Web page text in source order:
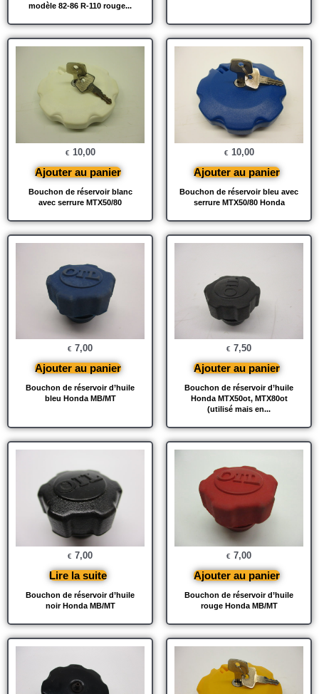
modèle 82-86 R-110 rouge...
Bouchon de réservoir blanc
avec serrure MTX50/80
€ 10,00
Ajouter au panier
Bouchon de réservoir bleu avec
serrure MTX50/80 Honda
€ 10,00
Ajouter au panier
Bouchon de réservoir d’huile
bleu Honda MB/MT
€ 7,00
Ajouter au panier
Bouchon de réservoir d’huile
Honda MTX50ot, MTX80ot
(utilisé mais en...
€ 7,50
Ajouter au panier
Bouchon de réservoir d’huile
noir Honda MB/MT
€ 7,00
Lire la suite
Bouchon de réservoir d’huile
rouge Honda MB/MT
€ 7,00
Ajouter au panier